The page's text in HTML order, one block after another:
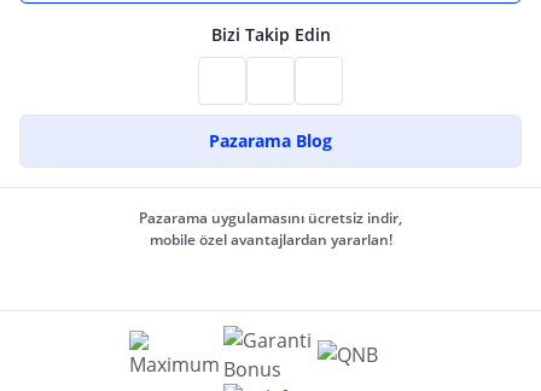
Bizi Takip Edin
Pazarama Blog
Pazarama uygulamasını ücretsiz indir,
mobile özel avantajlardan yararlan!